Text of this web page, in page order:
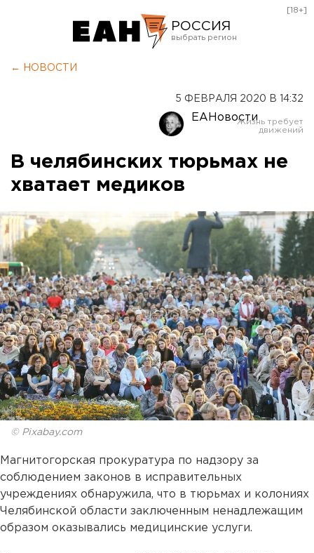
РОССИЯ
Оренбург
[18+]
← НОВОСТИ
5 ФЕВРАЛЯ 2020 В 14:32
ЕАНовости
В челябинских тюрьмах не
хватает медиков
© Pixabay.com
Магнитогорская прокуратура по надзору за
соблюдением законов в исправительных
учреждениях обнаружила, что в тюрьмах и колониях
Челябинской области заключенным ненадлежащим
образом оказывались медицинские услуги.